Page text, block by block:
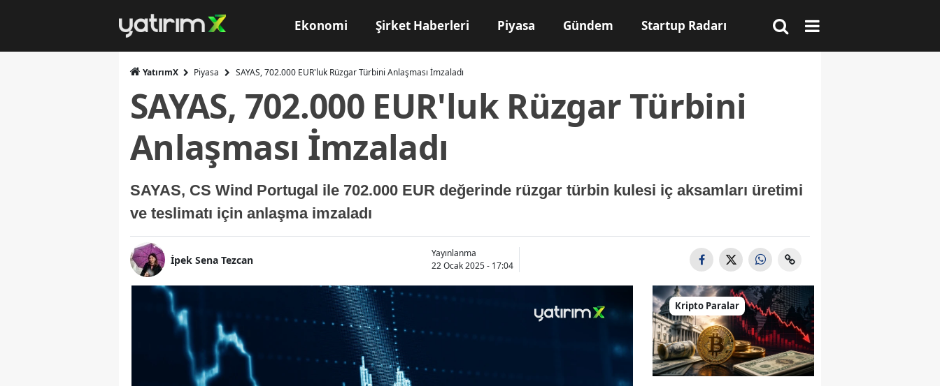
Ekonomi Şirket Haberleri Piyasa Gündem Startup Radarı
YatırımX Piyasa SAYAS, 702.000 EUR'luk Rüzgar Türbini Anlaşması İmzaladı
SAYAS, 702.000 EUR'luk Rüzgar Türbini
Anlaşması İmzaladı
SAYAS, CS Wind Portugal ile 702.000 EUR değerinde rüzgar türbin kulesi iç aksamları üretimi
ve teslimatı için anlaşma imzaladı
İpek Sena Tezcan
Yayınlanma
22 Ocak 2025 - 17:04
Kripto Paralar